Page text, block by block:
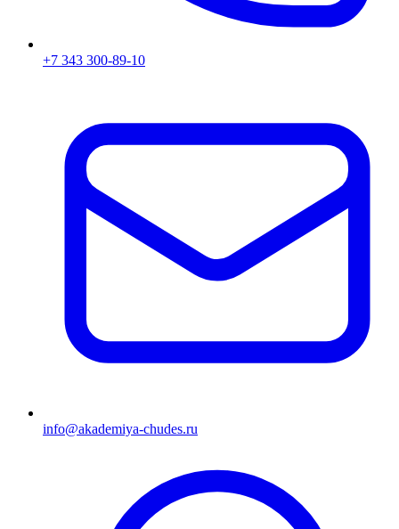
+7 343 300-89-10
info@akademiya-chudes.ru